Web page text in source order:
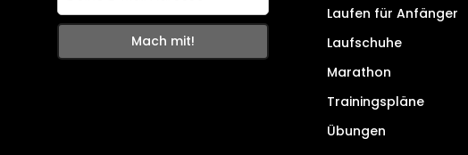
Laufen für Anfänger
Laufschuhe
Marathon
Trainingspläne
Übungen